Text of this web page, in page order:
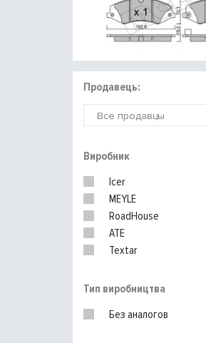
Продавець:
Виробник
Icer
MEYLE
RoadHouse
ATE
Textar
Ferodo
Тип виробництва
Без аналогов